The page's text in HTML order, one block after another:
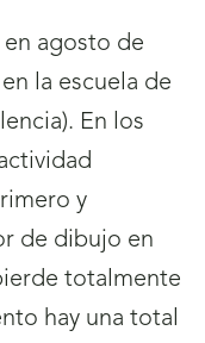
en agosto de
la escuela de
En los
y
de dibujo en
totalmente
hay una total